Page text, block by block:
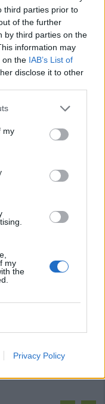
third parties prior to
of the further
by third parties on the
information may
on the IAB’s List of
disclose it to other
my
my
the
Privacy Policy